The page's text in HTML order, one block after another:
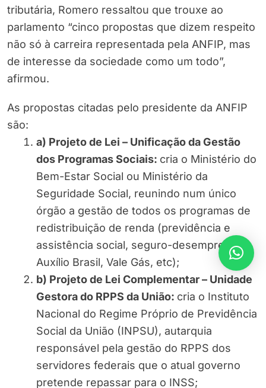
tributária, Romero ressaltou que trouxe ao
parlamento “cinco propostas que dizem respeito
não só à carreira representada pela ANFIP, mas
de interesse da sociedade como um todo”,
afirmou.
As propostas citadas pelo presidente da ANFIP
são:
a) Projeto de Lei – Unificação da Gestão
dos Programas Sociais: cria o Ministério do
Bem-Estar Social ou Ministério da
Seguridade Social, reunindo num único
órgão a gestão de todos os programas de
redistribuição de renda (previdência e
assistência social, seguro-desemprego,
Auxílio Brasil, Vale Gás, etc);
b) Projeto de Lei Complementar – Unidade
Gestora do RPPS da União: cria o Instituto
Nacional do Regime Próprio de Previdência
Social da União (INPSU), autarquia
responsável pela gestão do RPPS dos
servidores federais que o atual governo
pretende repassar para o INSS;